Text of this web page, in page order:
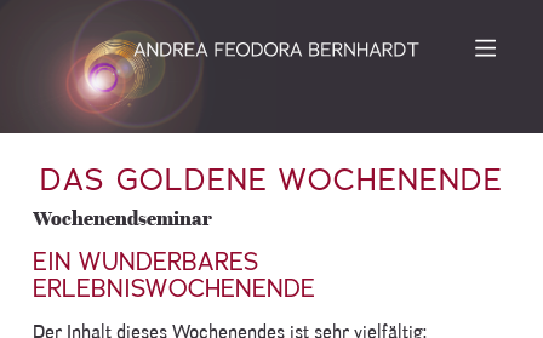
DAS GOLDENE WOCHENENDE
Wochenendseminar
EIN WUNDERBARES
ERLEBNISWOCHENENDE
Der Inhalt dieses Wochenendes ist sehr vielfältig: